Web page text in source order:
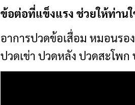
ข้อต่อที่แข็งแรง ช่วยให้ท่าน
อาการปวดข้อเสื่อม หมอนรอ
ปวดเข่า ปวดหลัง ปวดสะโพก